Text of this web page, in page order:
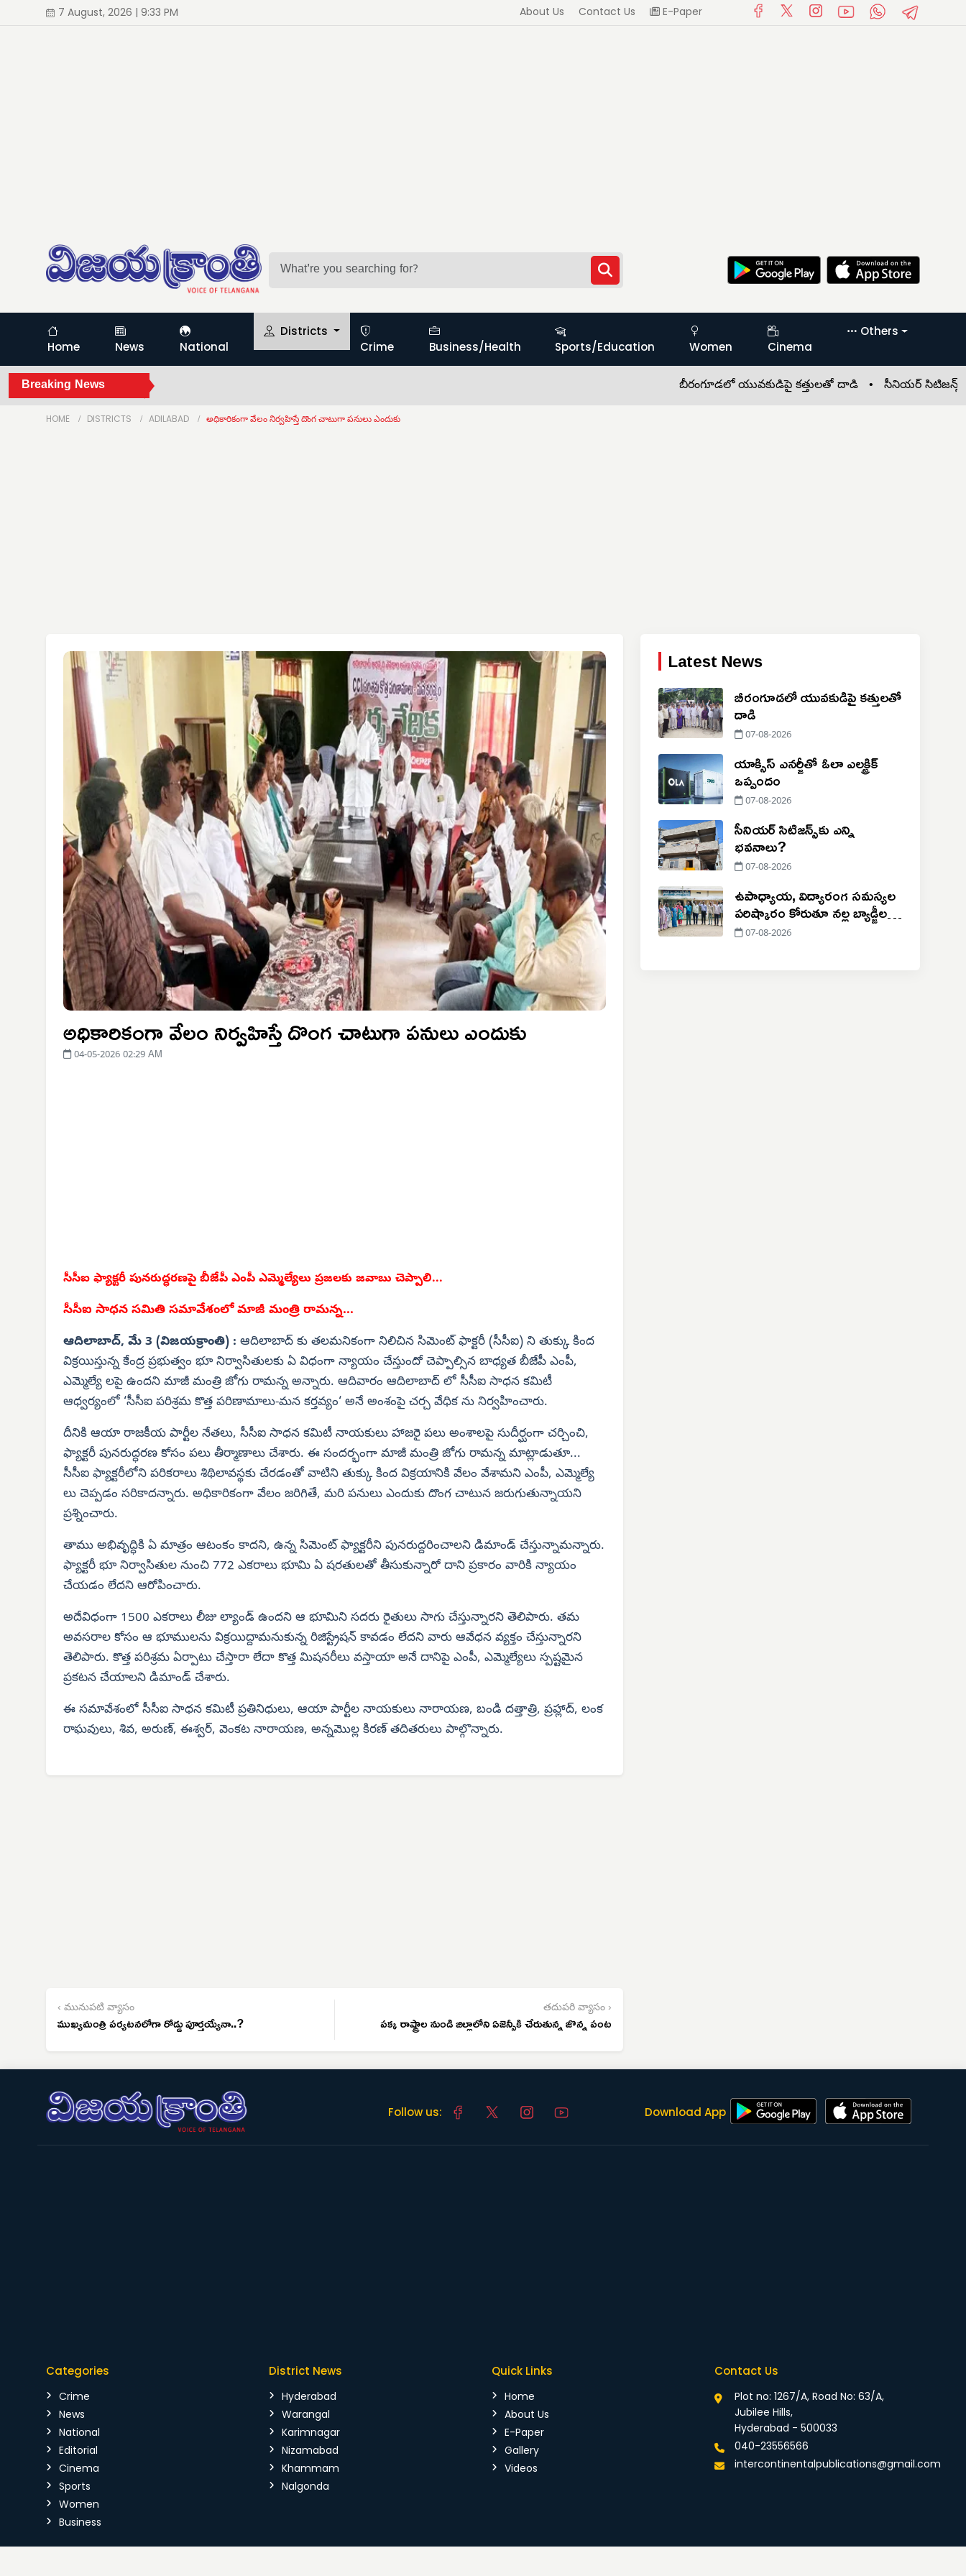
7 August, 2026 | 9:33 PM About Us Contact Us E-Paper
Home News National
Districts
Crime
Business/Health Sports/Education Women Cinema
Others
Breaking News బీరంగూడలో యువకుడిపై కత్తులతో దాడి •సీనియర్ సిటిజన్స్‌కు ఎన్ని
HOME DISTRICTS ADILABAD అధికారికంగా వేలం నిర్వహిస్తే దొంగ చాటుగా పనులు ఎందుకు
అధికారికంగా వేలం నిర్వహిస్తే దొంగ చాటుగా పనులు ఎందుకు
04-05-2026 02:29 AM
సీసీఐ ఫ్యాక్టరీ పునరుద్ధరణపై బీజేపీ ఎంపీ ఎమ్మెల్యేలు ప్రజలకు జవాబు చెప్పాలి...
సీసీఐ సాధన సమితి సమావేశంలో మాజీ మంత్రి రామన్న...
ఆదిలాబాద్, మే 3 (విజయక్రాంతి) : ఆదిలాబాద్ కు తలమనికంగా నిలిచిన సిమెంట్ ఫాక్టరీ (సీసీఐ) ని తుక్కు కింద
విక్రయిస్తున్న కేంద్ర ప్రభుత్వం భూ నిర్వాసితులకు ఏ విధంగా న్యాయం చేస్తుందో చెప్పాల్సిన బాధ్యత బీజేపీ ఎంపీ,
ఎమ్మెల్యే లపై ఉందని మాజీ మంత్రి జోగు రామన్న అన్నారు. ఆదివారం ఆదిలాబాద్ లో సీసీఐ సాధన కమిటీ
ఆధ్వర్యంలో ‘సీసీఐ పరిశ్రమ కొత్త పరిణామాలు-మన కర్తవ్యం‘ అనే అంశంపై చర్చ వేధిక ను నిర్వహించారు.
దీనికి ఆయా రాజకీయ పార్టీల నేతలు, సీసీఐ సాధన కమిటీ నాయకులు హాజరై పలు అంశాలపై సుదీర్ఘంగా చర్చించి,
ఫ్యాక్టరీ పునరుద్ధరణ కోసం పలు తీర్మాణాలు చేశారు. ఈ సందర్భంగా మాజీ మంత్రి జోగు రామన్న మాట్లాడుతూ...
సీసీఐ ఫ్యాక్టరీలోని పరికరాలు శిథిలావస్థకు చేరడంతో వాటిని తుక్కు కింద విక్రయానికి వేలం వేశామని ఎంపీ, ఎమ్మెల్యే
లు చెప్పడం సరికాదన్నారు. అధికారికంగా వేలం జరిగితే, మరి పనులు ఎందుకు దొంగ చాటున జరుగుతున్నాయని
ప్రశ్నించారు.
తాము అభివృద్ధికి ఏ మాత్రం ఆటంకం కాదని, ఉన్న సిమెంట్ ఫ్యాక్టరీని పునరుద్దరించాలని డిమాండ్ చేస్తున్నామన్నారు.
ఫ్యాక్టరీ భూ నిర్వాసితుల నుంచి 772 ఎకరాలు భూమి ఏ షరతులతో తీసుకున్నారో దాని ప్రకారం వారికి న్యాయం
చేయడం లేదని ఆరోపించారు.
అదేవిధంగా 1500 ఎకరాలు లీజు ల్యాండ్ ఉందని ఆ భూమిని సదరు రైతులు సాగు చేస్తున్నారని తెలిపారు. తమ
అవసరాల కోసం ఆ భూములను విక్రయిద్దామనుకున్న రిజిస్ట్రేషన్ కావడం లేదని వారు ఆవేధన వ్యక్తం చేస్తున్నారని
తెలిపారు. కొత్త పరిశ్రమ ఏర్పాటు చేస్తారా లేదా కొత్త మిషనరీలు వస్తాయా అనే దానిపై ఎంపీ, ఎమ్మెల్యేలు స్పష్టమైన
ప్రకటన చేయాలని డిమాండ్ చేశారు.
ఈ సమావేశంలో సీసీఐ సాధన కమిటీ ప్రతినిధులు, ఆయా పార్టీల నాయకులు నారాయణ, బండి దత్తాత్రి, ప్రహ్లాద్, లంక
రాఘవులు, శివ, అరుణ్, ఈశ్వర్, వెంకట నారాయణ, అన్నమొల్ల కిరణ్ తదితరులు పాల్గొన్నారు.
‹ మునుపటి వ్యాసం
ముఖ్యమంత్రి పర్యటనలోగా రోడ్డు పూర్తయ్యేనా..?
తదుపరి వ్యాసం ›
పక్క రాష్ట్రాల నుండి జిల్లాలోని ఏజెన్సీకి చేరుతున్న జొన్న పంట
Latest News
బీరంగూడలో యువకుడిపై కత్తులతో
దాడి
07-08-2026
యాక్సిస్ ఎనర్జీతో ఓలా ఎలక్ట్రిక్
ఒప్పందం
07-08-2026
సీనియర్ సిటిజన్స్‌కు ఎన్ని
భవనాలు?
07-08-2026
ఉపాధ్యాయ, విద్యారంగ సమస్యల
పరిష్కారం కోరుతూ నల్ల బ్యాడ్జీలతో
నిరసన
07-08-2026
Follow us: Download App
Categories
Crime
News
National
Editorial
Cinema
Sports
Women
Business
District News
Hyderabad
Warangal
Karimnagar
Nizamabad
Khammam
Nalgonda
Quick Links
Home
About Us
E-Paper
Gallery
Videos
Contact Us
Plot no: 1267/A, Road No: 63/A,
Jubilee Hills,
Hyderabad - 500033
040-23556566
intercontinentalpublications@gmail.com